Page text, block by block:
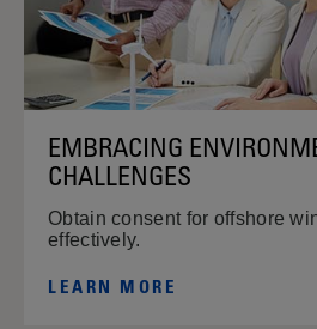
EMBRACING
CHALLENGES
Obtain consent for offshore
effectively.
LEARN MORE